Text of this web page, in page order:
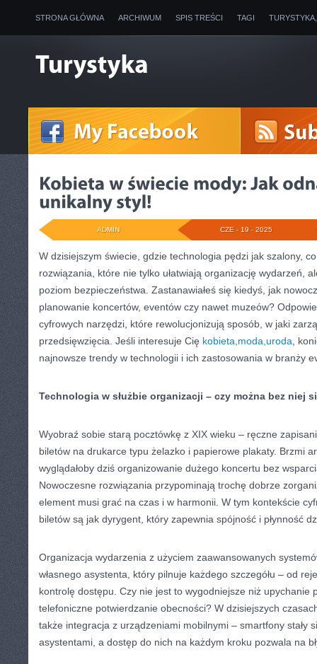
STRONA GŁÓWNA ARCHIWUM SPIS TREŚCI TAGI
CZE - 19 - 2025
ADMIN
W dzisiejszym świecie, gdzie technologia pędzi jak szalony,
rozwiązania, które nie tylko ułatwiają organizację wydarzeń,
poziom bezpieczeństwa. Zastanawiałeś się kiedyś, jak
planowanie koncertów, eventów czy nawet muzeów?
cyfrowych narzędzi, które rewolucjonizują sposób, w jaki
przedsięwzięcia. Jeśli interesuje Cię kobieta,moda,uroda ,
najnowsze trendy w technologii i ich zastosowania w branży
Technologia w służbie organizacji – czy można bez niej
Wyobraź sobie starą pocztówkę z XIX wieku – ręczne
biletów na drukarce typu żelazko i papierowe plakaty. Brzmi
wyglądałoby dziś organizowanie dużego koncertu bez
Nowoczesne rozwiązania przypominają trochę dobrze
element musi grać na czas i w harmonii. W tym kontekście
biletów są jak dyrygent, który zapewnia spójność i płynność
Organizacja wydarzenia z użyciem zaawansowanych
własnego asystenta, który pilnuje każdego szczegółu – od
kontrolę dostępu. Czy nie jest to wygodniejsze niż upychanie
telefoniczne potwierdzanie obecności? W dzisiejszych
także integracja z urządzeniami mobilnymi – smartfony stały
asystentami, a dostęp do nich na każdym kroku pozwala na